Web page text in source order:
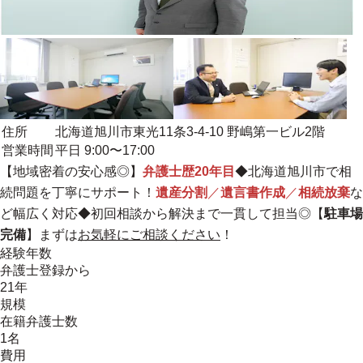
住所
北海道旭川市東光11条3-4-10 野嶋第一ビル2階
営業時間 平日 9:00〜17:00
【地域密着の安心感◎】 弁護士歴20年目 ◆北海道旭川市で相
続問題を丁寧にサポート！ 遺産分割 ／遺言書作成 ／相続放棄な
ど幅広く対応◆初回相談から解決まで一貫して担当◎【駐車場
完備】まずはお気軽にご相談ください ！
経験年数
弁護士登録から
21年
規模
在籍弁護士数
1名
費用